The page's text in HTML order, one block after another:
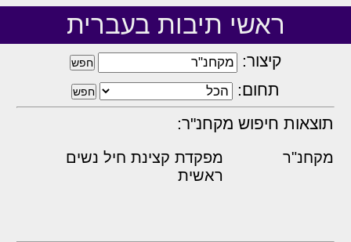
ראשי תיבות בעברית
קיצור:
תחום:
תוצאות חיפוש מקחנ"ר:
מקחנ"ר
מפקדת קצינת חיל נשים
ראשית